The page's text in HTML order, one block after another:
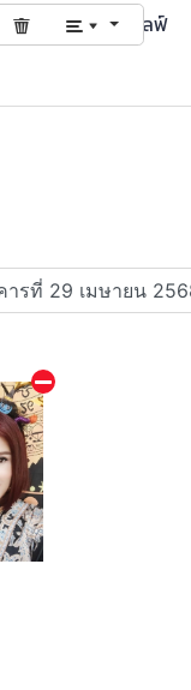
บริการ ควิซ ไลฟ์